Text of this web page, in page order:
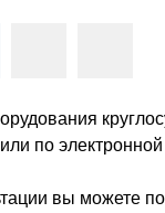
по электронной
вы можете